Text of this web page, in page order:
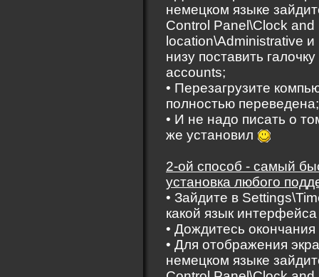
немецком языке
Control Panel\Clock
location\Administrative
низу поставить
accounts;
• Перезагрузите
полностью переведена;
• И не надо писать о
же установил
2-oй способ - самый
установка любого
• Зайдите в
какой язык
• Дождитесь
• Для отображения
немецком языке